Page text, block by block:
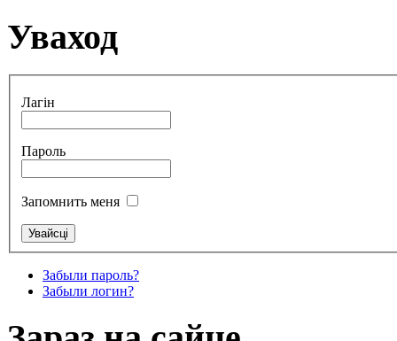
Уваход
Лагін
Пароль
Запомнить меня
Забыли пароль?
Забыли логин?